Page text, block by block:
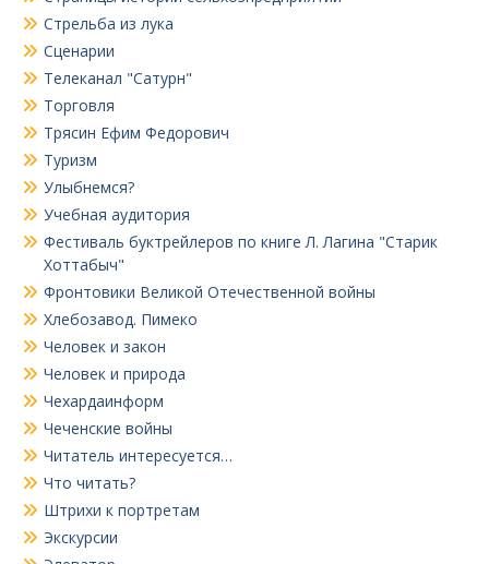
Стрельба из лука
Сценарии
Телеканал "Сатурн"
Торговля
Трясин Ефим Федорович
Туризм
Улыбнемся?
Учебная аудитория
Фестиваль буктрейлеров по книге Л. Лагина "Старик
Хоттабыч"
Фронтовики Великой Отечественной войны
Хлебозавод. Пимеко
Человек и закон
Человек и природа
Чехардаинформ
Чеченские войны
Читатель интересуется…
Что читать?
Штрихи к портретам
Экскурсии